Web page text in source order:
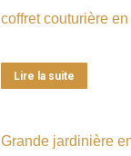
coffret couturière
Lire la suite
Grande jardinière